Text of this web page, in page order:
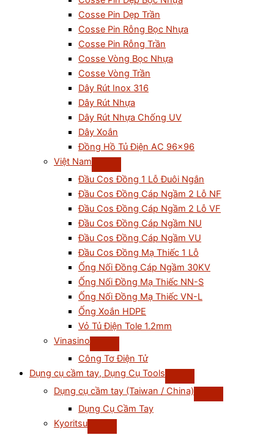
Cosse Pin Dẹp Trần
Cosse Pin Rỗng Bọc Nhựa
Cosse Pin Rỗng Trần
Cosse Vòng Bọc Nhựa
Cosse Vòng Trần
Dây Rút Inox 316
Dây Rút Nhựa
Dây Rút Nhựa Chống UV
Dây Xoắn
Đồng Hồ Tủ Điện AC 96×96
Việt Nam
Đầu Cos Đồng 1 Lỗ Đuôi Ngắn
Đầu Cos Đồng Cáp Ngầm 2 Lỗ NF
Đầu Cos Đồng Cáp Ngầm 2 Lỗ VF
Đầu Cos Đồng Cáp Ngầm NU
Đầu Cos Đồng Cáp Ngầm VU
Đầu Cos Đồng Mạ Thiếc 1 Lỗ
Ống Nối Đồng Cáp Ngầm 30KV
Ống Nối Đồng Mạ Thiếc NN-S
Ống Nối Đồng Mạ Thiếc VN-L
Ống Xoắn HDPE
Vỏ Tủ Điện Tole 1.2mm
Vinasino
Công Tơ Điện Tử
Dụng cụ cầm tay, Dụng Cụ Tools
Dụng cụ cầm tay (Taiwan / China)
Dụng Cụ Cầm Tay
Kyoritsu